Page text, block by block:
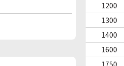
1200
1300
1400
1600
1750